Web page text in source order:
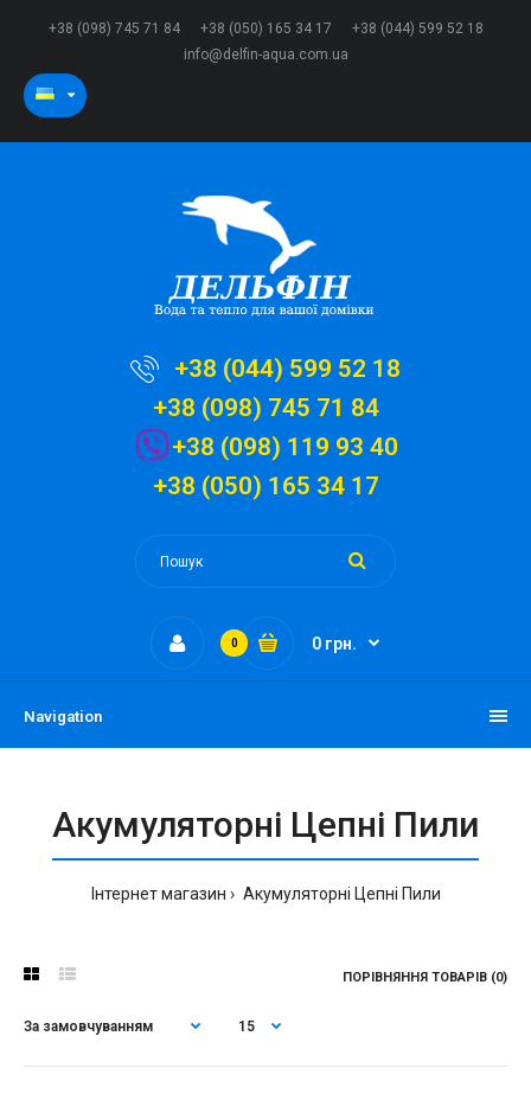
+38 (098) 745 71 84 +38 (050) 165 34 17
+38 (044) 599 52 18
info@delfin-aqua.com.ua
+38 (044) 599 52 18
+38 (098) 745 71 84
+38 (098) 119 93 40
+38 (050) 165 34 17
0 0 грн.
Navigation
Акумуляторні Цепні Пили
Інтернет магазин Акумуляторні Цепні Пили
ПОРІВНЯННЯ ТОВАРІВ (0)